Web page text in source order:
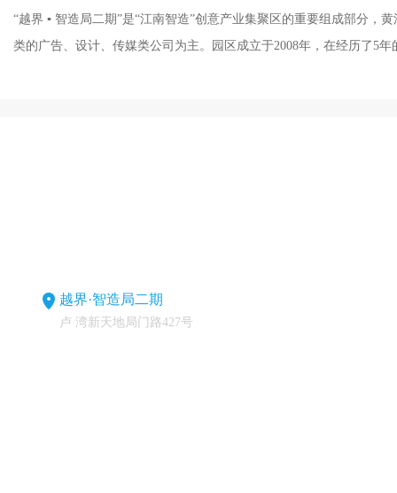
“越界 ▪ 智造局二期”是“江南智造”创意产业集聚区的重要组成部分，黄
类的广告、设计、传媒类公司为主。园区成立于2008年，在经历了
越界·智造局二期
卢 湾新天地局门路427号